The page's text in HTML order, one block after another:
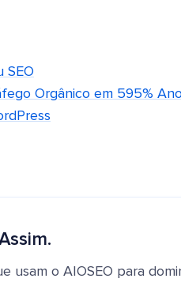
SEO
Orgânico em 595%
usam o AIOSEO para